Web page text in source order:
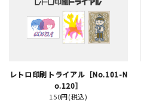
レトロ印刷トライアル［No.101-N
o.120］
150円(税込)